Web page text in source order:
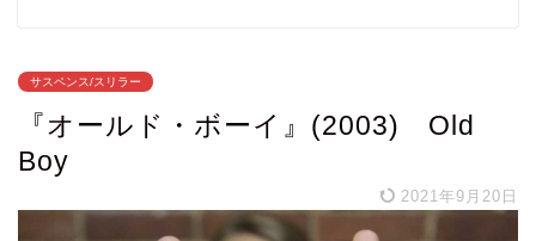
サスペンス/スリラー
『オールド・ボーイ』(2003) Old
Boy
2021年9月20日